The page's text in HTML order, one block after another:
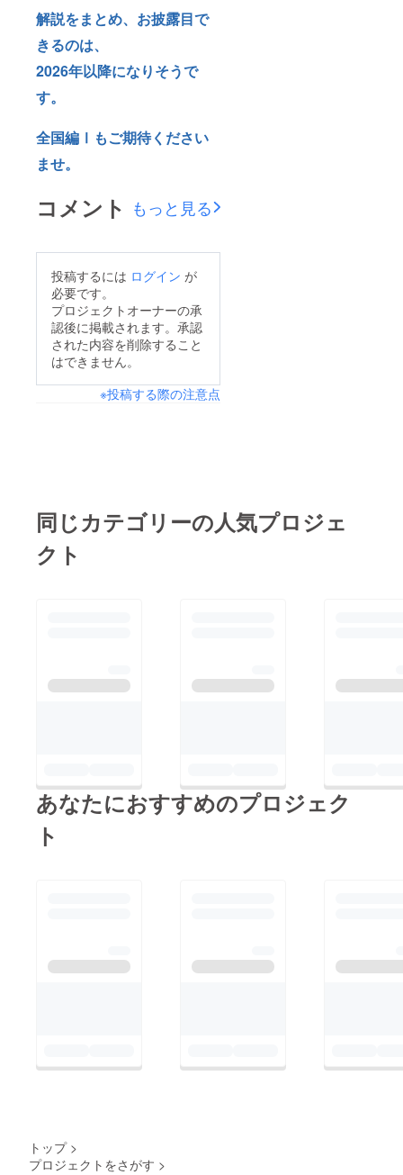
解説をまとめ、お披露目で
きるのは、
2026年以降になりそうで
す。
全国編Ⅰもご期待ください
ませ。
コメント もっと見る
投稿するには ログイン が
必要です。
プロジェクトオーナーの承
認後に掲載されます。承認
された内容を削除すること
はできません。
※投稿する際の注意点
同じカテゴリーの人気プロジェ
クト
あなたにおすすめのプロジェク
ト
トップ >
プロジェクトをさがす >